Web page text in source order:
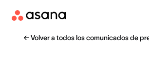
←Volver a todos los comunicados de